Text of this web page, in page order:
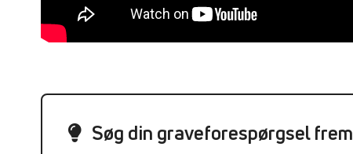
Søg din graveforespørgsel frem